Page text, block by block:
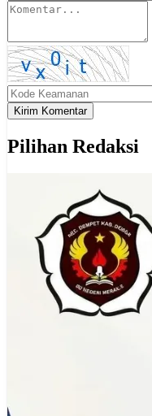
Kirim Komentar
Pilihan Redaksi